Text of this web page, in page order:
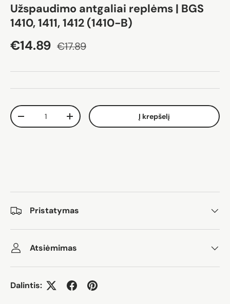
Užspaudimo antgaliai replėms | BGS
1410, 1411, 1412 (1410-B)
Akcijos kaina
€14.89 Įprasta kaina
€17.89
Kiekis
Sumažinti kiekįPadidinti kiekį Į krepšelį
Pristatymas
Atsiėmimas
Dalintis: